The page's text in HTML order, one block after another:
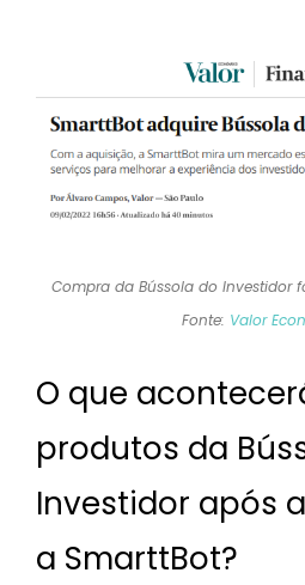
Compra da Bússola do Investidor
Fonte: Valor
O que
produtos da
Investidor após
a SmarttBot?